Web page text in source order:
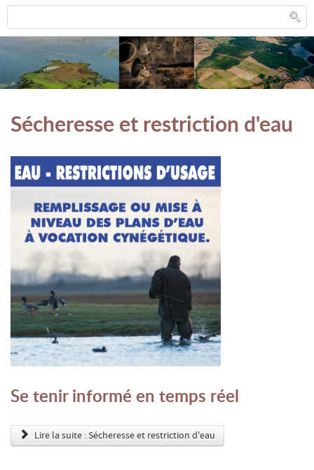
Sécheresse et restriction d'eau
Se tenir informé en temps réel
Lire la suite : Sécheresse et restriction d'eau